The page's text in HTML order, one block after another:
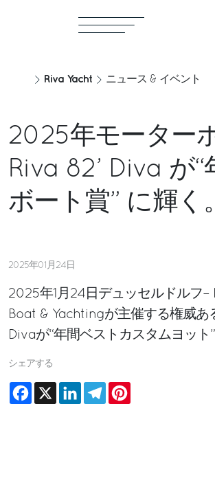
Riva Yacht ニュース & イベント
2025年モーター
Riva 82’ Diva が
ボート賞” に輝く
2025年01月24日
2025年1月24日デュッセルドルフ
Boat & Yachtingが主催する権威
Divaが“年間ベストカスタムヨット
シェアする
Facebook
X LinkedInTelegram